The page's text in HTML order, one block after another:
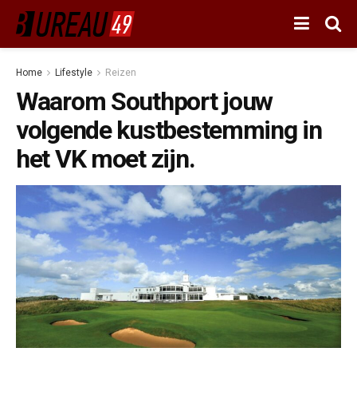
Home Lifestyle Reizen
Waarom Southport jouw
volgende kustbestemming in
het VK moet zijn.